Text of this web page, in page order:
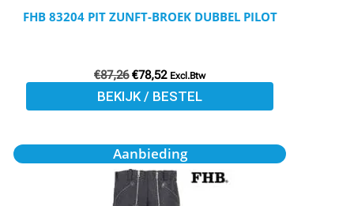
FHB 83204 PIT ZUNFT-BROEK DUBBEL PILOT
€87,26 €78,52 Excl.Btw
BEKIJK / BESTEL
Aanbieding
Oorspronkelijke
prijs
was:
€96,72.
Huidige
prijs
is:
€87,05.
Dit
product
heeft